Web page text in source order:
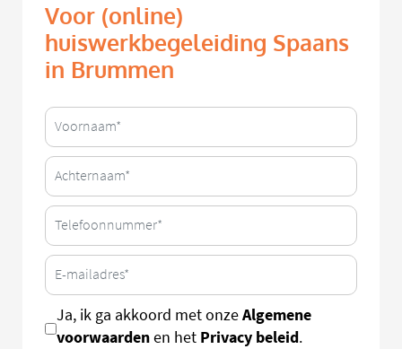
Voor (online)
huiswerkbegeleiding Spaans
in Brummen
Ja, ik ga akkoord met onzeAlgemene
voorwaardenen het Privacy beleid.